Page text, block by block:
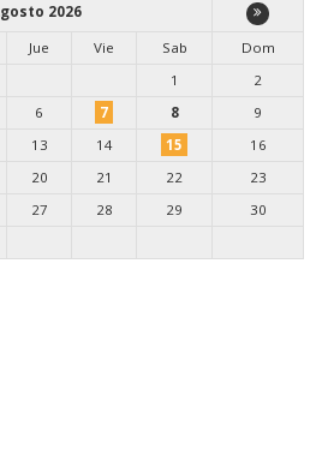
2026
Jue Vie Sab
Dom
1
2
6 7 8
9
13 14 15
16
20 21 22
23
27 28 29
30